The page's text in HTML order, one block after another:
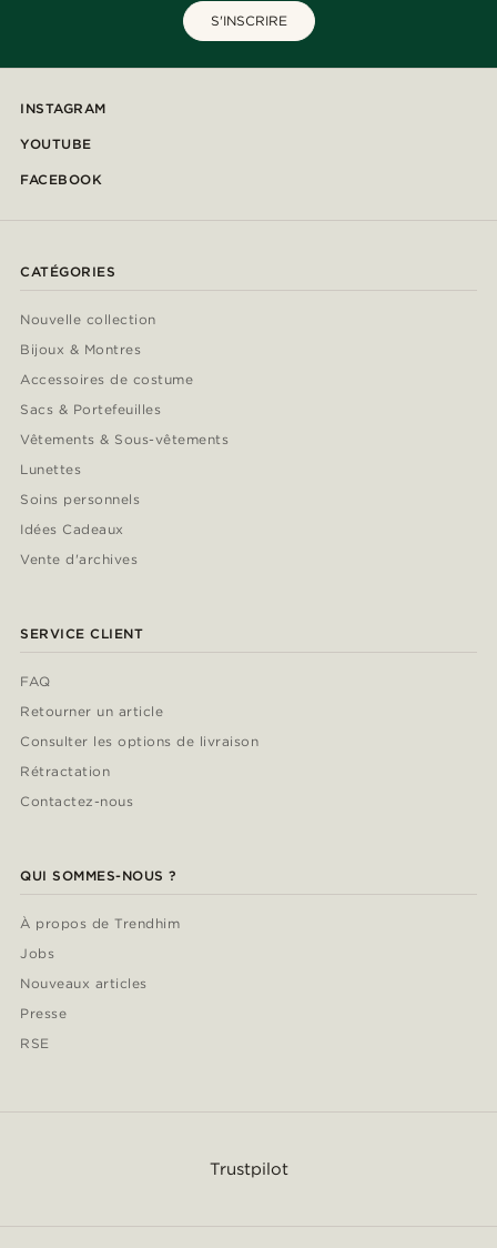
S'INSCRIRE
INSTAGRAM
YOUTUBE
FACEBOOK
CATÉGORIES
Nouvelle collection
Bijoux & Montres
Accessoires de costume
Sacs & Portefeuilles
Vêtements & Sous-vêtements
Lunettes
Soins personnels
Idées Cadeaux
Vente d'archives
SERVICE CLIENT
FAQ
Retourner un article
Consulter les options de livraison
Rétractation
Contactez-nous
QUI SOMMES-NOUS ?
À propos de Trendhim
Jobs
Nouveaux articles
Presse
RSE
Trustpilot